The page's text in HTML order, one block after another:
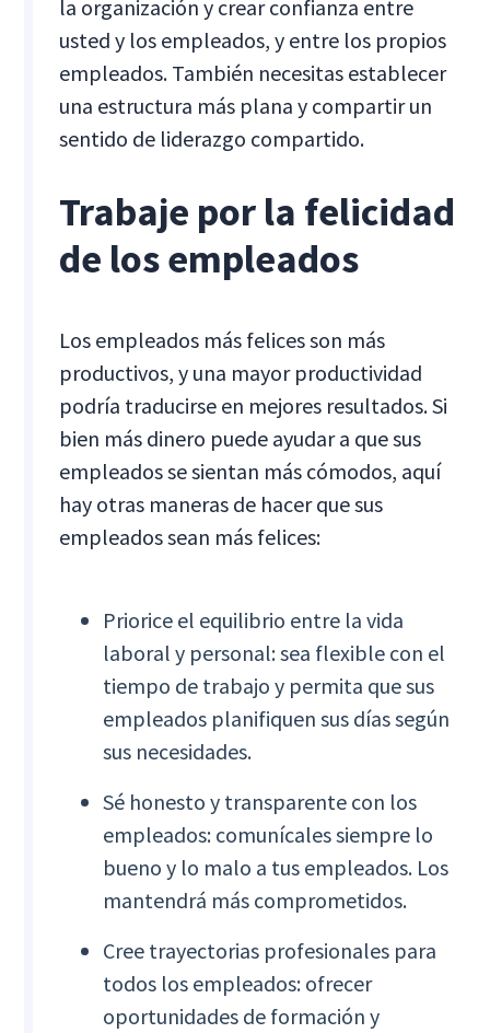
la organización y crear confianza entre
usted y los empleados, y entre los propios
empleados. También necesitas establecer
una estructura más plana y compartir un
sentido de liderazgo compartido.
Trabaje por la felicidad
de los empleados
Los empleados más felices son más
productivos, y una mayor productividad
podría traducirse en mejores resultados. Si
bien más dinero puede ayudar a que sus
empleados se sientan más cómodos, aquí
hay otras maneras de hacer que sus
empleados sean más felices:
Priorice el equilibrio entre la vida
laboral y personal: sea flexible con el
tiempo de trabajo y permita que sus
empleados planifiquen sus días según
sus necesidades.
Sé honesto y transparente con los
empleados: comunícales siempre lo
bueno y lo malo a tus empleados. Los
mantendrá más comprometidos.
Cree trayectorias profesionales para
todos los empleados: ofrecer
oportunidades de formación y